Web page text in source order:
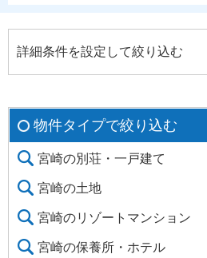
詳細条件を設定して絞り込む
物件タイプで絞り込む
宮崎の別荘・一戸建て
宮崎の土地
宮崎のリゾートマンション
宮崎の保養所・ホテル